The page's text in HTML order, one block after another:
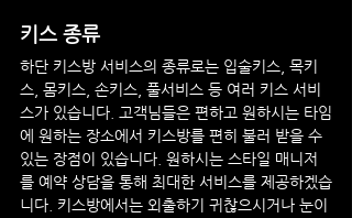
키스 종류
하단 키스방 서비스의 종류로는 입술키스, 목키
스, 몸키스, 손키스, 풀서비스 등 여러 키스 서비
스가 있습니다. 고객님들은 편하고 원하시는 타임
에 원하는 장소에서 키스방를 편히 불러 받을 수
있는 장점이 있습니다. 원하시는 스타일 매니저
를 예약 상담을 통해 최대한 서비스를 제공하겠습
니다. 키스방에서는 외출하기 귀찮으시거나 눈이